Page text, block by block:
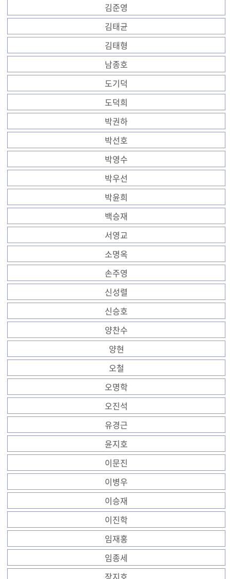
김준영
김태균
김태형
남종호
도기덕
도덕희
박권하
박선호
박영수
박우선
박윤희
백승재
서영교
소명옥
손주영
신성렬
신승호
양찬수
양현
오철
오명학
오진석
유경근
윤지호
이문진
이병우
이승재
이진학
임재홍
임종세
장지호